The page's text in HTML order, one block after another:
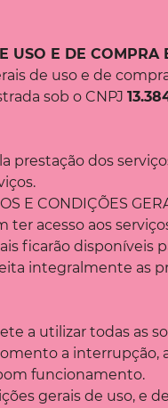
USO E DE COMPRA
de uso e de
sob o CNPJ
prestação dos
E CONDIÇÕES
ter acesso aos
ficarão disponíveis
integralmente as
a utilizar todas as
a interrupção,
funcionamento.
gerais de uso, e